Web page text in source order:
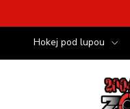
Hokej pod lupou